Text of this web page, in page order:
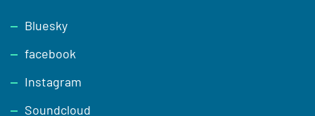
Footer
Bluesky
facebook
Instagram
Soundcloud